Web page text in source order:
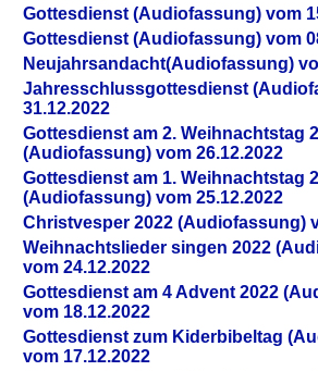
Gottesdienst (Audiofassung) vom
Gottesdienst (Audiofassung) vom
Neujahrsandacht(Audiofassung)
Jahresschlussgottesdienst
31.12.2022
Gottesdienst am 2. Weihnachtstag
(Audiofassung) vom 26.12.2022
Gottesdienst am 1. Weihnachtstag
(Audiofassung) vom 25.12.2022
Christvesper 2022 (Audiofassung)
Weihnachtslieder singen 2022
vom 24.12.2022
Gottesdienst am 4 Advent 2022
vom 18.12.2022
Gottesdienst zum Kiderbibeltag
vom 17.12.2022